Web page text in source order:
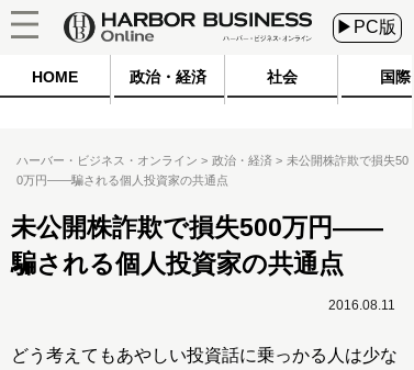
▶PC版
HOME 政治・経済 社会 国際
ハーバー・ビジネス・オンライン 政治・経済
未公開株詐欺で損失50
0万円――騙される個人投資家の共通点
未公開株詐欺で損失500万円――
騙される個人投資家の共通点
2016.08.11
どう考えてもあやしい投資話に乗っかる人は少な